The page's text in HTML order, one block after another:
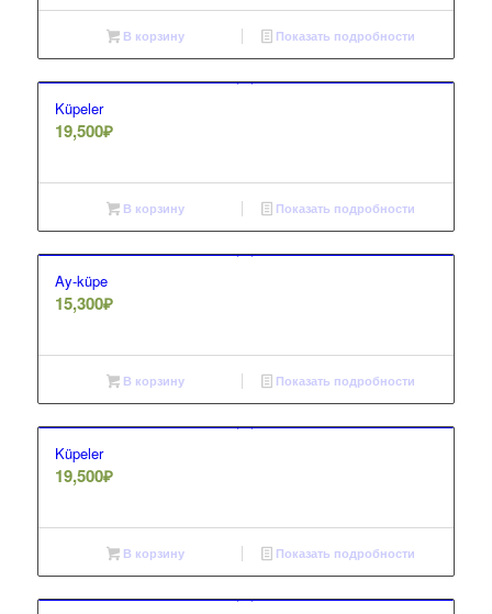
В корзину Показать подробности
Küpeler
19,500₽
В корзину Показать подробности
Ay-küpe
15,300₽
В корзину Показать подробности
Küpeler
19,500₽
В корзину Показать подробности